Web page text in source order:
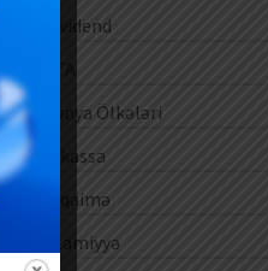
Dividend
Dünya Ölkələri
E-kassa
E-qaimə
Ezamiyyə